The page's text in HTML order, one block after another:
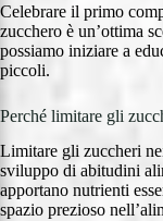
Celebrare il primo
zucchero è un’ottima
possiamo iniziare a
piccoli.
Perché limitare gli
Limitare gli zuccheri
sviluppo di abitudini
apportano nutrienti
spazio prezioso